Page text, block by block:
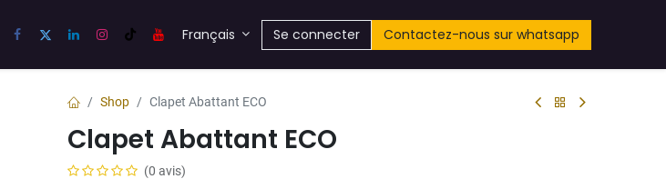
Français Se connecter Contactez-nous sur whatsapp
Shop Clapet Abattant ECO
Clapet Abattant ECO
(0 avis)